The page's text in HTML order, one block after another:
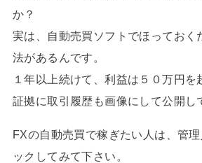
か？
実は、自動売買ソフトでほっておく
法があるんです。
１年以上続けて、利益は５０万円を
証拠に取引履歴も画像にして公開し
FXの自動売買で稼ぎたい人は、管
ックしてみて下さい。